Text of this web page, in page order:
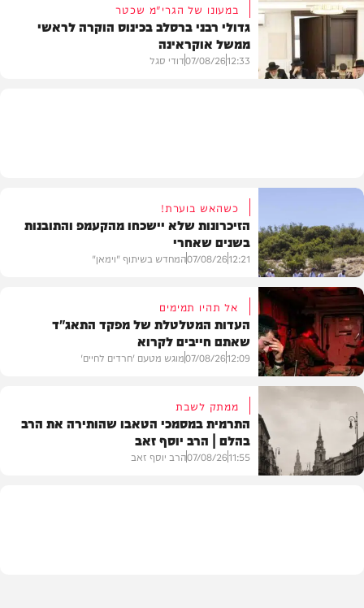
במעונו של הגרי"מ שכטר
גדולי רבני ברסלב בכינוס הוקרה לראשי
ממשל אוקראינה
12:33
07/08/26דודי סגל
וידאו
כשהאש בוערת!
הזיכרונות שלא יישכחו מהקעמפ והתובנות
בשנים שאחרי
12:21
07/08/26המחדש בשיתוף "וימאן"
דעות
אל תהיו תמימים
העדות המטלטלת של מפקד התאג"ד
שאתם חייבים לקרוא
12:09
07/08/26מוגש מטעם 'חרדים לחיים'
ממתק לשבת
התרמית במסמכי הטאבו שהותירה את הרב
בהלם | הרב יוסף זאב
11:55
07/08/26הרב יוסף זאב